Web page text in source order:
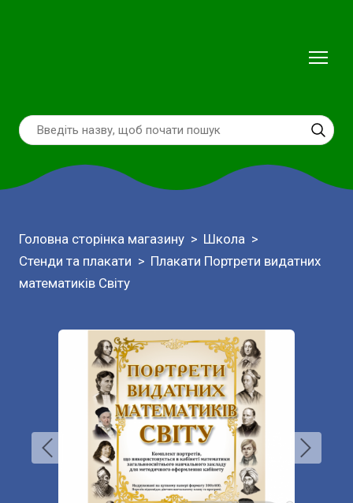
Головна сторінка магазину
Школа
Стенди та плакати
Плакати Портрети видатних
математиків Світу